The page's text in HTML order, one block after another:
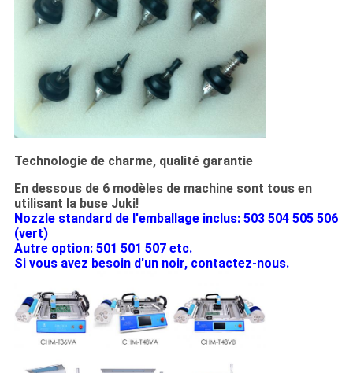
Technologie de charme, qualité garantie
En dessous de 6 modèles de machine sont tous en
utilisant la buse Juki!
Nozzle standard de l'emballage inclus: 503 504 505 506
(vert)
Autre option: 501 501 507 etc.
Si vous avez besoin d'un noir, contactez-nous.